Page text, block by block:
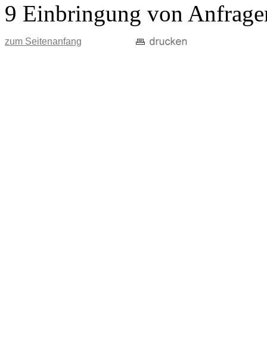
9 Einbringung von
zum Seitenanfang